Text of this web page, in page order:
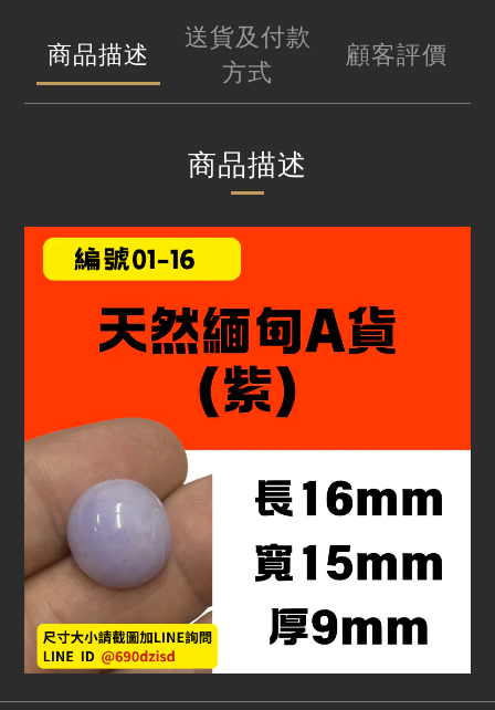
商品描述
送貨及付款
方式
顧客評價
商品描述